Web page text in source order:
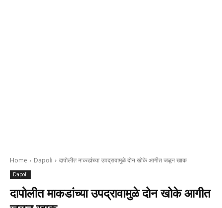
Home Dapoli दापोलीत माकडांच्या उपद्रावामुळे दोन खोके आगीत जळून खाक
Dapoli
दापोलीत माकडांच्या उपद्रावामुळे दोन खोके आगीत